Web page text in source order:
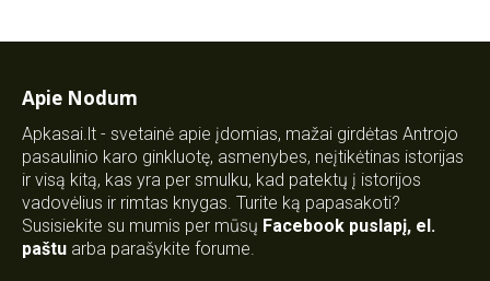
Apie Nodum
Apkasai.lt - svetainė apie įdomias, mažai girdėtas Antrojo
pasaulinio karo ginkluotę, asmenybes, neįtikėtinas istorijas
ir visą kitą, kas yra per smulku, kad patektų į istorijos
vadovėlius ir rimtas knygas. Turite ką papasakoti?
Susisiekite su mumis per mūsų Facebook puslapį, el.
paštu arba parašykite forume.